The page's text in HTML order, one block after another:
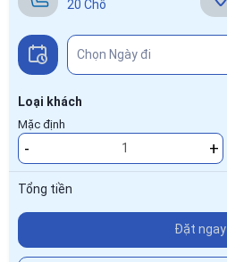
20 Chỗ
Loại khách
Mặc định
- +
Tổng tiền
Đặt ngay